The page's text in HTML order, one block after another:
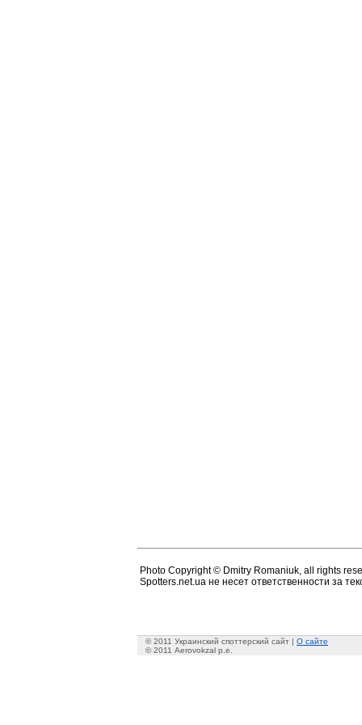
Photo Copyright © Dmitry Romaniuk, all rights
Spotters.net.ua не несет ответственности за
© 2011 Украинский споттерский сайт | О сайте
© 2011 Aerovokzal p.e.